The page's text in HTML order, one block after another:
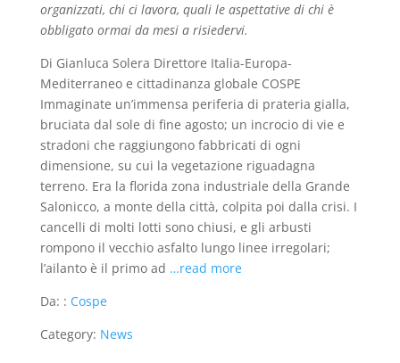
organizzati, chi ci lavora, quali le aspettative di chi è
obbligato ormai da mesi a risiedervi.
Di Gianluca Solera Direttore Italia-Europa-
Mediterraneo e cittadinanza globale COSPE
Immaginate un’immensa periferia di prateria gialla,
bruciata dal sole di fine agosto; un incrocio di vie e
stradoni che raggiungono fabbricati di ogni
dimensione, su cui la vegetazione riguadagna
terreno. Era la florida zona industriale della Grande
Salonicco, a monte della città, colpita poi dalla crisi. I
cancelli di molti lotti sono chiusi, e gli arbusti
rompono il vecchio asfalto lungo linee irregolari;
l’ailanto è il primo ad …read more
Da: : Cospe
Category: News